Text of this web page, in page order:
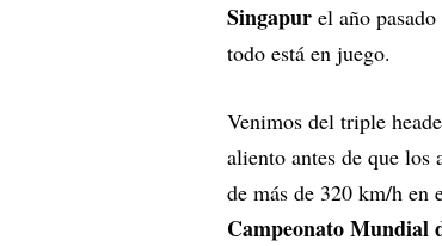
Singapur el año
todo está en juego.
Venimos del triple
aliento antes de que los
de más de 320 km/h en
Campeonato Mundial